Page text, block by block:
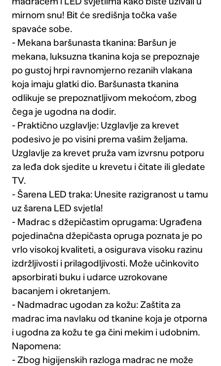
mirnom snu! Bit će središnja točka vaše
spavaće sobe.
- Mekana baršunasta tkanina: Baršun je
mekana, luksuzna tkanina koja se prepoznaje
po gustoj hrpi ravnomjerno rezanih vlakana
koja imaju glatki dio. Baršunasta tkanina
odlikuje se prepoznatljivom mekoćom, zbog
čega je ugodna na dodir.
- Praktično uzglavlje: Uzglavlje za krevet
podesivo je po visini prema vašim željama.
Uzglavlje za krevet pruža vam izvrsnu potporu
za leđa dok sjedite u krevetu i čitate ili gledate
TV.
- Šarena LED traka: Unesite razigranost u tamu
uz šarena LED svjetla!
- Madrac s džepičastim oprugama: Ugrađena
pojedinačna džepičasta opruga poznata je po
vrlo visokoj kvaliteti, a osigurava visoku razinu
izdržljivosti i prilagodljivosti. Može učinkovito
apsorbirati buku i udarce uzrokovane
bacanjem i okretanjem.
- Nadmadrac ugodan za kožu: Zaštita za
madrac ima navlaku od tkanine koja je otporna
i ugodna za kožu te ga čini mekim i udobnim.
Napomena:
- Zbog higijenskih razloga madrac ne može